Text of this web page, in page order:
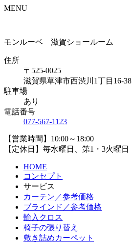
MENU
モンルーベ 滋賀ショールーム
住所
〒525-0025
滋賀県草津市西渋川1丁目16-38
駐車場
あり
電話番号
077-567-1123
【営業時間】10:00～18:00
【定休日】毎水曜日、第1・3火曜日
HOME
コンセプト
サービス
カーテン／参考価格
ブラインド／参考価格
輸入クロス
椅子の張り替え
敷き詰めカーペット